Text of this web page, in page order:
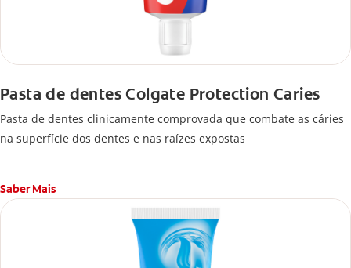
Pasta de dentes Colgate Protection Caries
Pasta de dentes clinicamente comprovada que combate as cáries
na superfície dos dentes e nas raízes expostas
Saber Mais